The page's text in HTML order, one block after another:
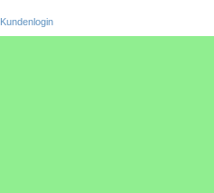
Kundenlogin